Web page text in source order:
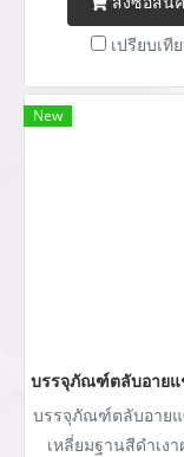
เปรียบเที
New
บรรจุภัณฑ์ตลับอายแ
บรรจุภัณฑ์ตลับอาย
เหลี่ยมฐานสีดำเงา